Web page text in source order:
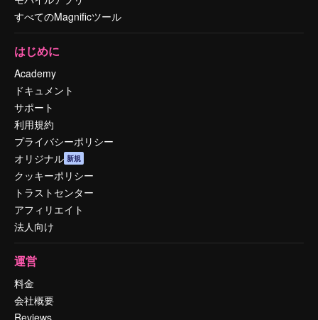
すべてのMagnificツール
はじめに
Academy
ドキュメント
サポート
利用規約
プライバシーポリシー
オリジナル 新規
クッキーポリシー
トラストセンター
アフィリエイト
法人向け
運営
料金
会社概要
Reviews